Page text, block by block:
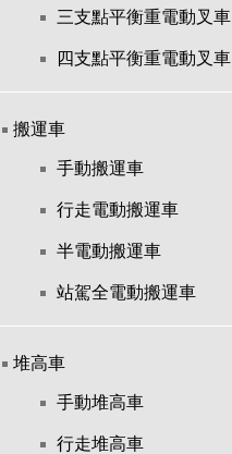
三支點平衡重電動叉車
四支點平衡重電動叉車
搬運車
手動搬運車
行走電動搬運車
半電動搬運車
站駕全電動搬運車
堆高車
手動堆高車
行走堆高車